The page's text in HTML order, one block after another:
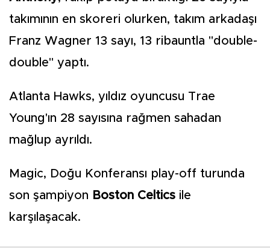
takımının en skoreri olurken, takım arkadaşı
Franz Wagner 13 sayı, 13 ribauntla "double-
double" yaptı.
Atlanta Hawks, yıldız oyuncusu Trae
Young'ın 28 sayısına rağmen sahadan
mağlup ayrıldı.
Magic, Doğu Konferansı play-off turunda
son şampiyon Boston Celtics ile
karşılaşacak.